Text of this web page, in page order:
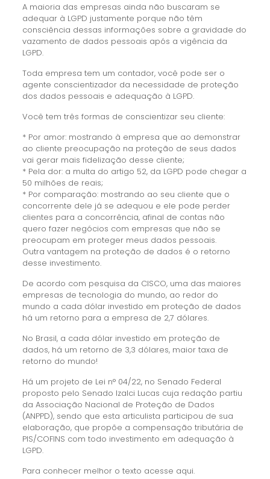
A maioria das empresas ainda não buscaram se
adequar à LGPD justamente porque não têm
consciência dessas informações sobre a gravidade do
vazamento de dados pessoais após a vigência da
LGPD.
Toda empresa tem um contador, você pode ser o
agente conscientizador da necessidade de proteção
dos dados pessoais e adequação à LGPD.
Você tem três formas de conscientizar seu cliente:
* Por amor: mostrando à empresa que ao demonstrar
ao cliente preocupação na proteção de seus dados
vai gerar mais fidelização desse cliente;
* Pela dor: a multa do artigo 52, da LGPD pode chegar a
50 milhões de reais;
* Por comparação: mostrando ao seu cliente que o
concorrente dele já se adequou e ele pode perder
clientes para a concorrência, afinal de contas não
quero fazer negócios com empresas que não se
preocupam em proteger meus dados pessoais.
Outra vantagem na proteção de dados é o retorno
desse investimento.
De acordo com pesquisa da CISCO, uma das maiores
empresas de tecnologia do mundo, ao redor do
mundo a cada dólar investido em proteção de dados
há um retorno para a empresa de 2,7 dólares.
No Brasil, a cada dólar investido em proteção de
dados, há um retorno de 3,3 dólares, maior taxa de
retorno do mundo!
Há um projeto de Lei n° 04/22, no Senado Federal
proposto pelo Senado Izalci Lucas cuja redação partiu
da Associação Nacional de Proteção de Dados
(ANPPD), sendo que esta articulista participou de sua
elaboração, que propõe a compensação tributária de
PIS/COFINS com todo investimento em adequação à
LGPD.
Para conhecer melhor o texto acesse aqui.